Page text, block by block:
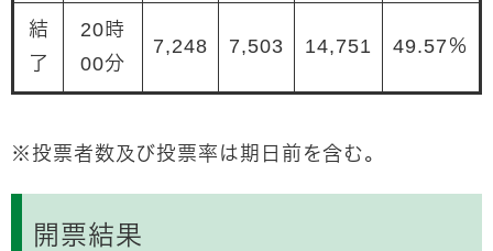
結
了
20時
00分
7,248 7,503 14,751 49.57％
※投票者数及び投票率は期日前を含む。
開票結果